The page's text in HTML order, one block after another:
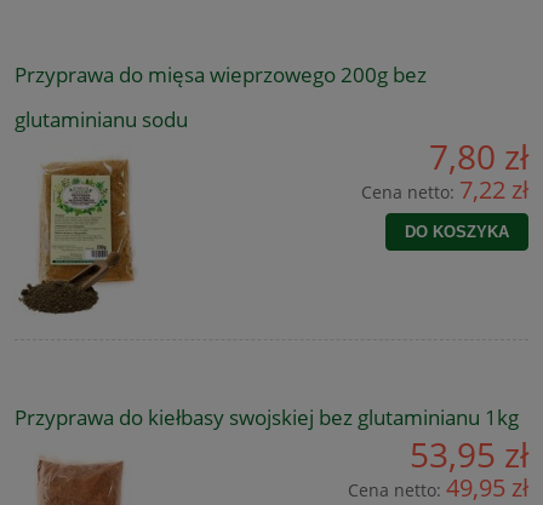
Przyprawa do mięsa wieprzowego 200g bez
glutaminianu sodu
7,80 zł
Cena netto: 7,22 zł
DO KOSZYKA
Przyprawa do kiełbasy swojskiej bez glutaminianu 1kg
53,95 zł
Cena netto: 49,95 zł